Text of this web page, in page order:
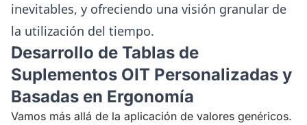
inevitables, y ofreciendo una visión granular de
la utilización del tiempo.
Desarrollo de Tablas de
Suplementos OIT Personalizadas y
Basadas en Ergonomía
Vamos más allá de la aplicación de valores genéricos.